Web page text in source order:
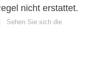
nicht erstattet.
Sehen Sie sich die